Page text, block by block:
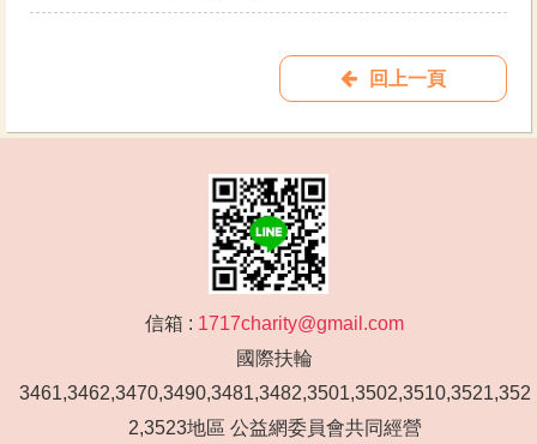
回上一頁
信箱 : 1717charity@gmail.com
國際扶輪
3461,3462,3470,3490,3481,3482,3501,3502,3510,3521,352
2,3523地區 公益網委員會共同經營